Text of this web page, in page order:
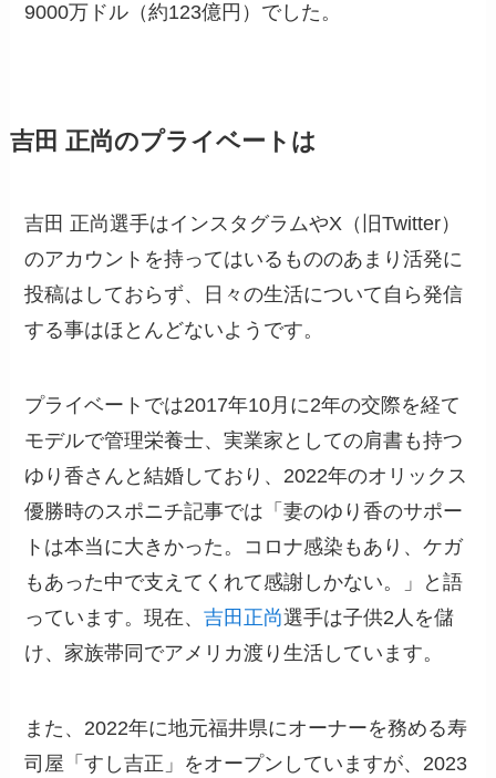
9000万ドル（約123億円）でした。
吉田 正尚のプライベートは
吉田 正尚選手はインスタグラムやX（旧Twitter）
のアカウントを持ってはいるもののあまり活発に
投稿はしておらず、日々の生活について自ら発信
する事はほとんどないようです。
プライベートでは2017年10月に2年の交際を経て
モデルで管理栄養士、実業家としての肩書も持つ
ゆり香さんと結婚しており、2022年のオリックス
優勝時のスポニチ記事では「妻のゆり香のサポー
トは本当に大きかった。コロナ感染もあり、ケガ
もあった中で支えてくれて感謝しかない。」と語
っています。現在、吉田正尚選手は子供2人を儲
け、家族帯同でアメリカ渡り生活しています。
また、2022年に地元福井県にオーナーを務める寿
司屋「すし吉正」をオープンしていますが、2023